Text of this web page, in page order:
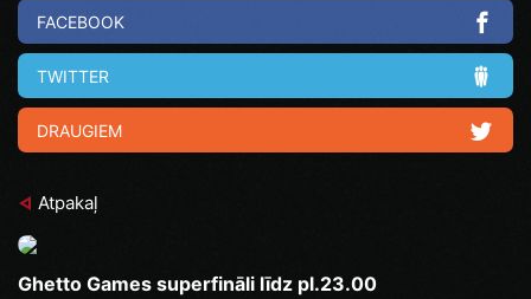
FACEBOOK
TWITTER
DRAUGIEM
Atpakaļ
Ghetto Games superfināli līdz pl.23.00